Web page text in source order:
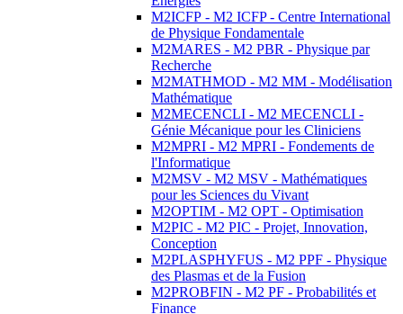
M2ICFP - M2 ICFP - Centre International
de Physique Fondamentale
M2MARES - M2 PBR - Physique par
Recherche
M2MATHMOD - M2 MM - Modélisation
Mathématique
M2MECENCLI - M2 MECENCLI -
Génie Mécanique pour les Cliniciens
M2MPRI - M2 MPRI - Fondements de
l'Informatique
M2MSV - M2 MSV - Mathématiques
pour les Sciences du Vivant
M2OPTIM - M2 OPT - Optimisation
M2PIC - M2 PIC - Projet, Innovation,
Conception
M2PLASPHYFUS - M2 PPF - Physique
des Plasmas et de la Fusion
M2PROBFIN - M2 PF - Probabilités et
Finance